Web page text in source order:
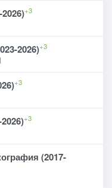
+3
2026)+3
+3
+3
(2017-